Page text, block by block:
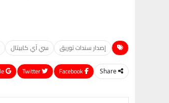
إصدار سندات توريق سي آي كابيتال
Share
Google+